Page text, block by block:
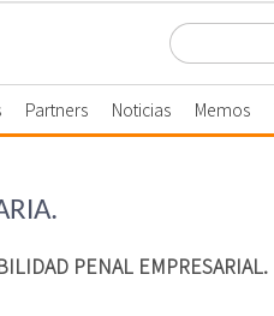
Partners Noticias Memos
PENAL EMPRESARIAL.